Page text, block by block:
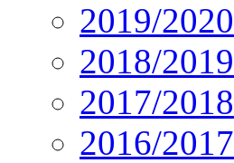
2019/2020
2018/2019
2017/2018
2016/2017